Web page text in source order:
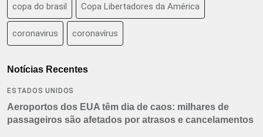
copa do brasil Copa Libertadores da América
coronavirus coronavírus
Notícias Recentes
ESTADOS UNIDOS
Aeroportos dos EUA têm dia de caos: milhares de
passageiros são afetados por atrasos e cancelamentos